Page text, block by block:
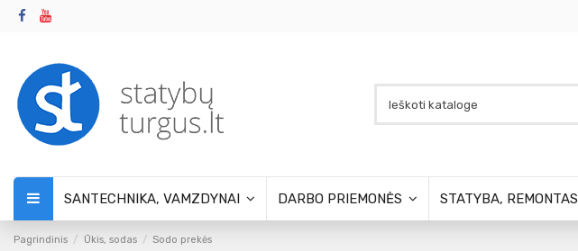
SANTECHNIKA, VAMZDYNAI DARBO PRIEMONĖS STATYBA, REMONTAS
Pagrindinis Ūkis, sodas Sodo prekės